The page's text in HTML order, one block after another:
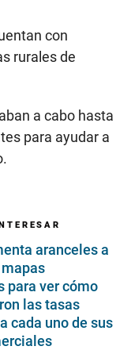
con
rurales de
a cabo hasta
para ayudar a
aranceles a
para ver cómo
las tasas
cada uno de sus